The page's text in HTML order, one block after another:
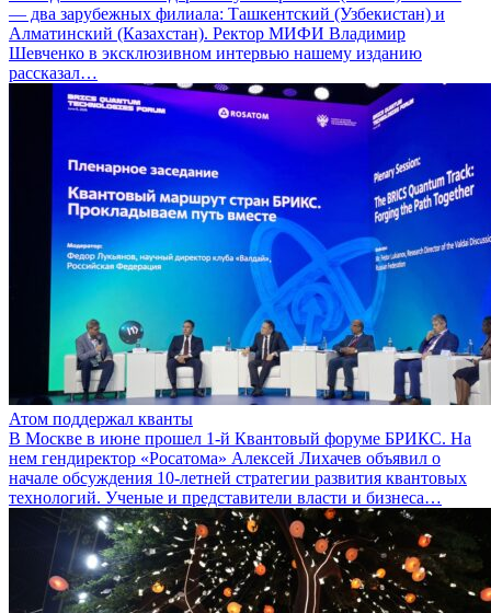
— два зарубежных филиала: Ташкентский (Узбекистан) и
Алматинский (Казахстан). Ректор МИФИ Владимир
Шевченко в эксклюзивном интервью нашему изданию
рассказал…
Атом поддержал кванты
В Москве в июне прошел 1-й Квантовый форуме БРИКС. На
нем гендиректор «Росатома» Алексей Лихачев объявил о
начале обсуждения 10-летней стратегии развития квантовых
технологий. Ученые и представители власти и бизнеса…